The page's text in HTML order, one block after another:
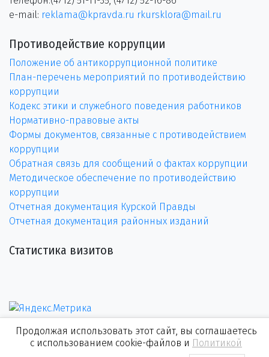
e-mail: reklama@kpravda.ru rkursklora@mail.ru
Противодействие коррупции
Положение об антикоррупционной политике
План-перечень мероприятий по противодействию
коррупции
Кодекс этики и служебного поведения работников
Нормативно-правовые акты
Формы документов, связанные с противодействием
коррупции
Обратная связь для сообщений о фактах коррупции
Методическое обеспечение по противодействию
коррупции
Отчетная документация Курской Правды
Отчетная документация районных изданий
Статистика визитов
Продолжая использовать этот сайт, вы соглашаетесь
с использованием cookie-файлов и Политикой